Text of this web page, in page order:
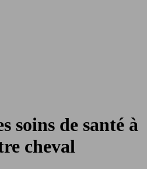
soins de santé à
cheval